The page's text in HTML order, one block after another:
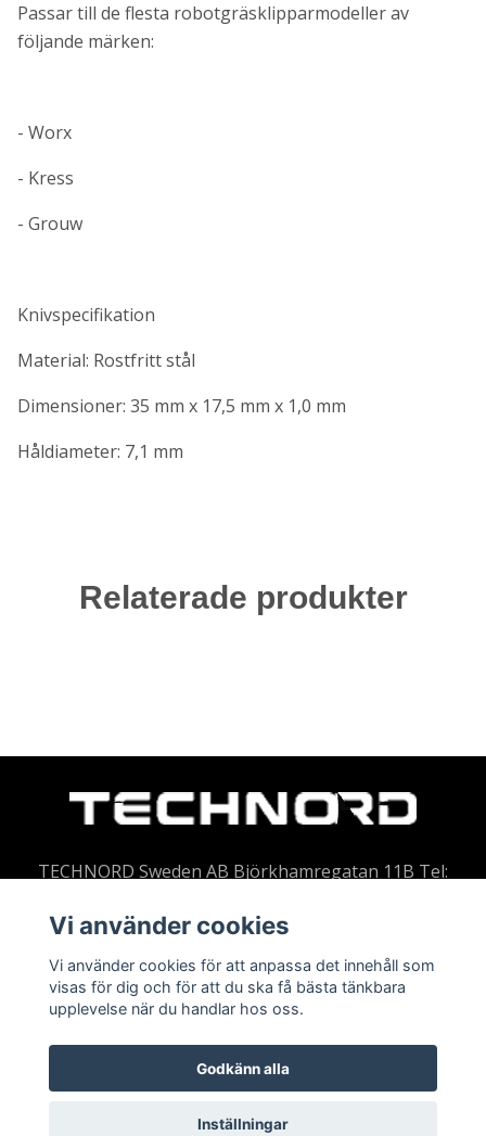
Passar till de flesta robotgräsklipparmodeller av
följande märken:
- Worx
- Kress
- Grouw
Knivspecifikation
Material: Rostfritt stål
Dimensioner: 35 mm x 17,5 mm x 1,0 mm
Håldiameter: 7,1 mm
Relaterade produkter
TECHNORD Sweden AB Björkhamregatan 11B Tel:
Läs mer
Köpvillkor
Kontakt
Varumärken
Vi använder cookies
Vi använder cookies för att anpassa det innehåll som
visas för dig och för att du ska få bästa tänkbara
upplevelse när du handlar hos oss.
Godkänn alla
Inställningar